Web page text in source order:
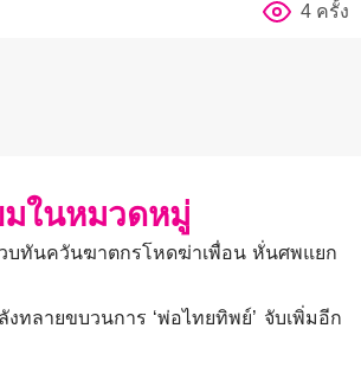
4 ครั้ง
ในหมวดหมู่
บทันควันฆาตกรโหดฆ่าเพื่อน หั่นศพแยก
งทลายขบวนการ ‘พ่อไทยทิพย์’ จับเพิ่มอีก